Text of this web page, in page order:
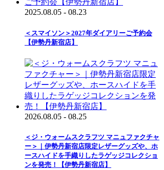
2025.08.05 - 08.23
＜スマイソン＞2027年ダイアリーご予約会
【伊勢丹新宿店】
2026.08.05 - 08.25
＜ジ・ウォームスクラフツ マニュファクチャ
ー＞｜伊勢丹新宿店限定レザーグッズや、ホ
ースハイドを手織りしたラゲッジコレクショ
ンを発売！【伊勢丹新宿店】